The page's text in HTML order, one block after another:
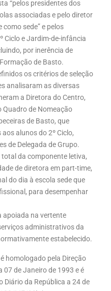
“pelos presidentes dos
associadas e pelo diretor
sede” e pelos
Ciclo e Jardim-de-infância
por inerência de
de Basto.
os critérios de seleção
analisaram as diversas
a Diretora do Centro,
Quadro de Nomeação
de Basto, que
alunos do 2º Ciclo,
de Delegada de Grupo.
da componente letiva,
de diretora em part-time,
do dia à escola sede que
para desempenhar
apoiada na vertente
administrativos da
estabelecido.
homologado pela Direção
07 de Janeiro de 1993 e é
Diário da República a 24 de